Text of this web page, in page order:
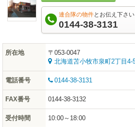
連合隊の物件とお伝え下さい
0144-38-3131
所在地
〒053-0047
北海道苫小牧市泉町2丁目4-
電話番号 0144-38-3131
FAX番号 0144-38-3132
受付時間 10:00～18:00